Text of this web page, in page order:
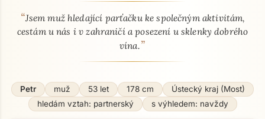
O mně - seznamka profil
“Jsem muž hledající parťačku ke společným aktivitám,
cestám u nás i v zahraničí a posezení u sklenky dobrého
vína.”
Petr muž 53 let 178 cm
Ústecký kraj (Most)
hledám vztah: partnerský
s výhledem: navždy